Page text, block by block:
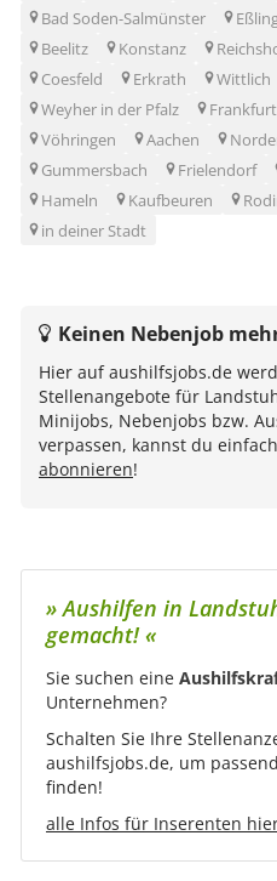
Bad Soden-Salmünster
Beelitz
Konstanz
Coesfeld
Erkrath Wittlich
Weyher in der Pfalz
Vöhringen
Aachen
Gummersbach
Frielendorf
Hameln
Kaufbeuren
in deiner Stadt
Keinen Nebenjob
Hier auf aushilfsjobs.de
Stellenangebote für
Minijobs, Nebenjobs bzw.
verpassen, kannst du
abonnieren!
» Aushilfen in
gemacht! «
Sie suchen eine
Unternehmen?
Schalten Sie Ihre
aushilfsjobs.de, um
finden!
alle Infos für Inserenten